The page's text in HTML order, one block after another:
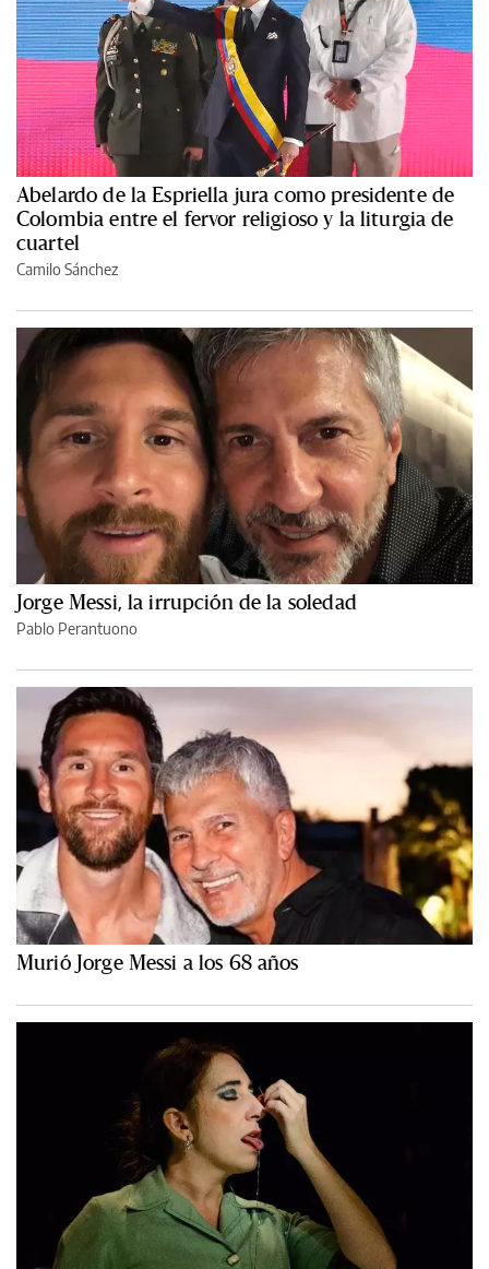
Abelardo de la Espriella jura como presidente de
Colombia entre el fervor religioso y la liturgia de
cuartel
Camilo Sánchez
Jorge Messi, la irrupción de la soledad
Pablo Perantuono
Murió Jorge Messi a los 68 años